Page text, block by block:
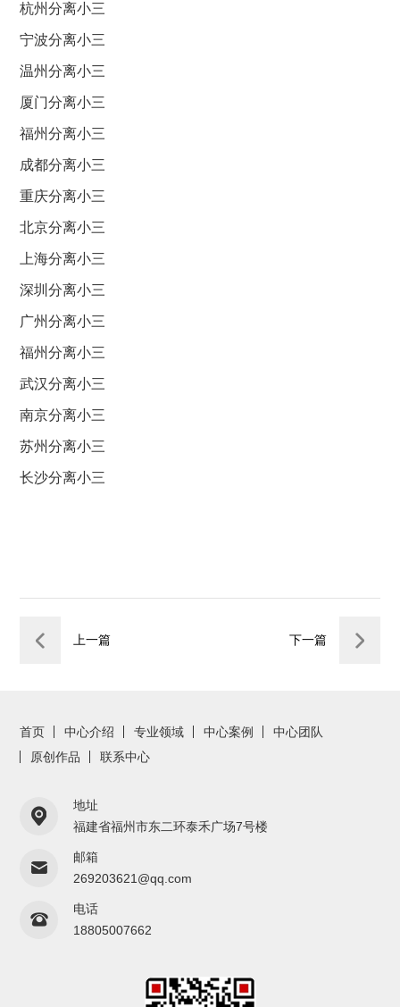
杭州分离小三
宁波分离小三
温州分离小三
厦门分离小三
福州分离小三
成都分离小三
重庆分离小三
北京分离小三
上海分离小三
深圳分离小三
广州分离小三
福州分离小三
武汉分离小三
南京分离小三
苏州分离小三
长沙分离小三
上一篇 下一篇
首页 中心介绍 专业领域 中心案例
中心团队
原创作品
联系中心
地址
福建省福州市东二环泰禾广场7号楼
邮箱
269203621@qq.com
电话
18805007662